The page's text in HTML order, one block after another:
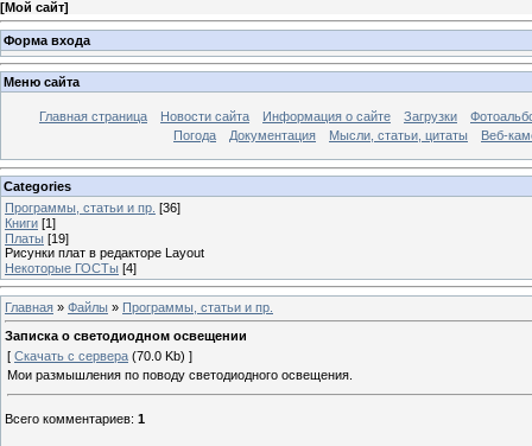
[Мой сайт]
Форма входа
Меню сайта
Главная страница Новости сайта Информация о сайте Загрузки
Погода
Документация Мысли, статьи, цитаты Веб-
Categories
Программы, статьи и пр. [36]
Книги [1]
Платы [19]
Рисунки плат в редакторе Layout
Некоторые ГОСТы [4]
Главная » Файлы » Программы, статьи и пр.
Записка о светодиодном освещении
[ Скачать с сервера (70.0 Kb) ]
Мои размышления по поводу светодиодного освещения.
Всего комментариев: 1